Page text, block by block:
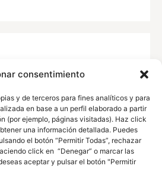
consentimiento
y de terceros para fines analíticos y para
en base a un perfil elaborado a partir
(por ejemplo, páginas visitadas). Haz click
una información detallada. Puedes
el botón “Permitir Todas”, rechazar
click en “Denegar” o marcar las
aceptar y pulsar el botón "Permitir